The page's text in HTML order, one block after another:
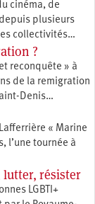
cinéma, de
plusieurs
collectivités…
?
reconquête » à
de la remigration
Denis…
« Marine
l’une tournée à
lutter, résister
LGBTI+